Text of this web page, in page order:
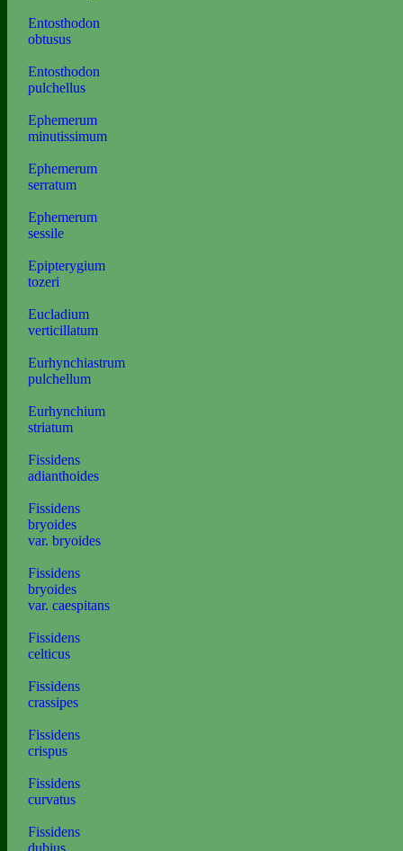
Entosthodon
obtusus
Entosthodon
pulchellus
Ephemerum
minutissimum
Ephemerum
serratum
Ephemerum
sessile
Epipterygium
tozeri
Eucladium
verticillatum
Eurhynchiastrum
pulchellum
Eurhynchium
striatum
Fissidens
adianthoides
Fissidens
bryoides
var. bryoides
Fissidens
bryoides
var. caespitans
Fissidens
celticus
Fissidens
crassipes
Fissidens
crispus
Fissidens
curvatus
Fissidens